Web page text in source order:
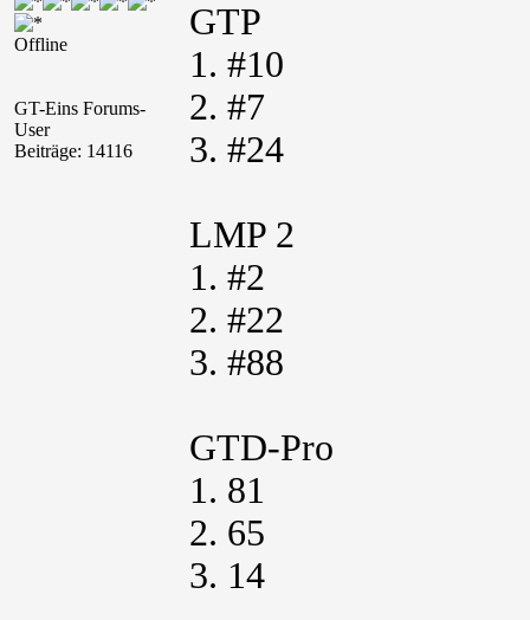
Offline
GT-Eins Forums-
User
Beiträge: 14116
GTP
1. #10
2. #7
3. #24
LMP 2
1. #2
2. #22
3. #88
GTD-Pro
1. 81
2. 65
3. 14